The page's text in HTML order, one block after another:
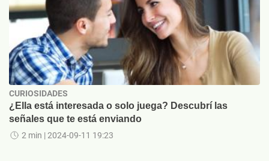
CURIOSIDADES
¿Ella está interesada o solo juega? Descubrí las
señales que te está enviando
2 min | 2024-09-11 19:23